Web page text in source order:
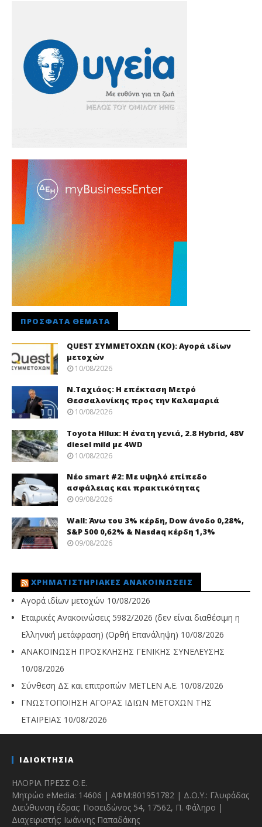
ΠΡΌΣΦΑΤΑ ΘΈΜΑΤΑ
QUEST ΣΥΜΜΕΤΟΧΩΝ (ΚΟ): Αγορά ιδίων
μετοχών
10/08/2026
Ν.Ταχιάος: Η επέκταση Μετρό
Θεσσαλονίκης προς την Καλαμαριά
10/08/2026
Toyota Hilux: Η ένατη γενιά, 2.8 Hybrid, 48V
diesel mild με 4WD
10/08/2026
Νέo smart #2: Με υψηλό επίπεδο
ασφάλειας και πρακτικότητας
09/08/2026
Wall: Άνω του 3% κέρδη, Dow άνοδο 0,28%,
S&P 500 0,62% & Nasdaq κέρδη 1,3%
09/08/2026
ΧΡΗΜΑΤΙΣΤΗΡΙΑΚΈΣ ΑΝΑΚΟΙΝΏΣΕΙΣ
Αγορά ιδίων μετοχών 10/08/2026
Εταιρικές Ανακοινώσεις 5982/2026 (δεν είναι διαθέσιμη η
Ελληνική μετάφραση) (Ορθή Επανάληψη) 10/08/2026
ΑΝΑΚΟΙΝΩΣΗ ΠΡΟΣΚΛΗΣΗΣ ΓΕΝΙΚΗΣ ΣΥΝΕΛΕΥΣΗΣ
10/08/2026
Σύνθεση ΔΣ και επιτροπών METLEN A.E. 10/08/2026
ΓΝΩΣΤΟΠΟΙΗΣΗ ΑΓΟΡΑΣ ΙΔΙΩΝ ΜΕΤΟΧΩΝ ΤΗΣ
ΕΤΑΙΡΕΙΑΣ 10/08/2026
ΙΔΙΟΚΤΗΣΙΑ
ΗΛΟΡΙΑ ΠΡΕΣΣ Ο.Ε.
Μητρώο eMedia: 14606 | ΑΦΜ:801951782 | Δ.Ο.Υ.: Γλυφάδας
Διεύθυνση έδρας: Ποσειδώνος 54, 17562, Π. Φάληρο |
Διαχειριστής: Ιωάννης Παπαδάκης